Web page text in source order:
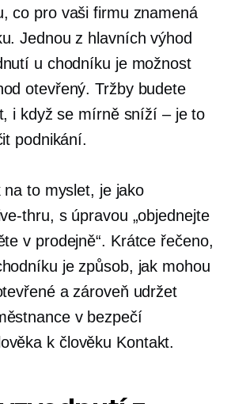
co pro vaši firmu znamená
Jednou z hlavních výhod
u chodníku je možnost
otevřený. Tržby budete
i když se mírně sníží – je to
podnikání.
to myslet, je jako
thru, s úpravou „objednejte
v prodejně“. Krátce řečeno,
je způsob, jak mohou
a zároveň udržet
v bezpečí
k člověku Kontakt.